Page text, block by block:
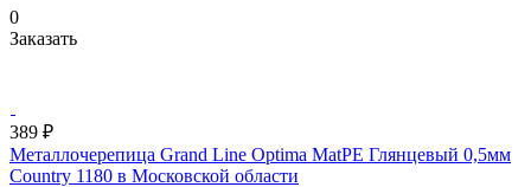
0
Заказать
389 ₽
Металлочерепица Grand Line Optima MatPE Глянцевый 0,5мм
Country 1180 в Московской области